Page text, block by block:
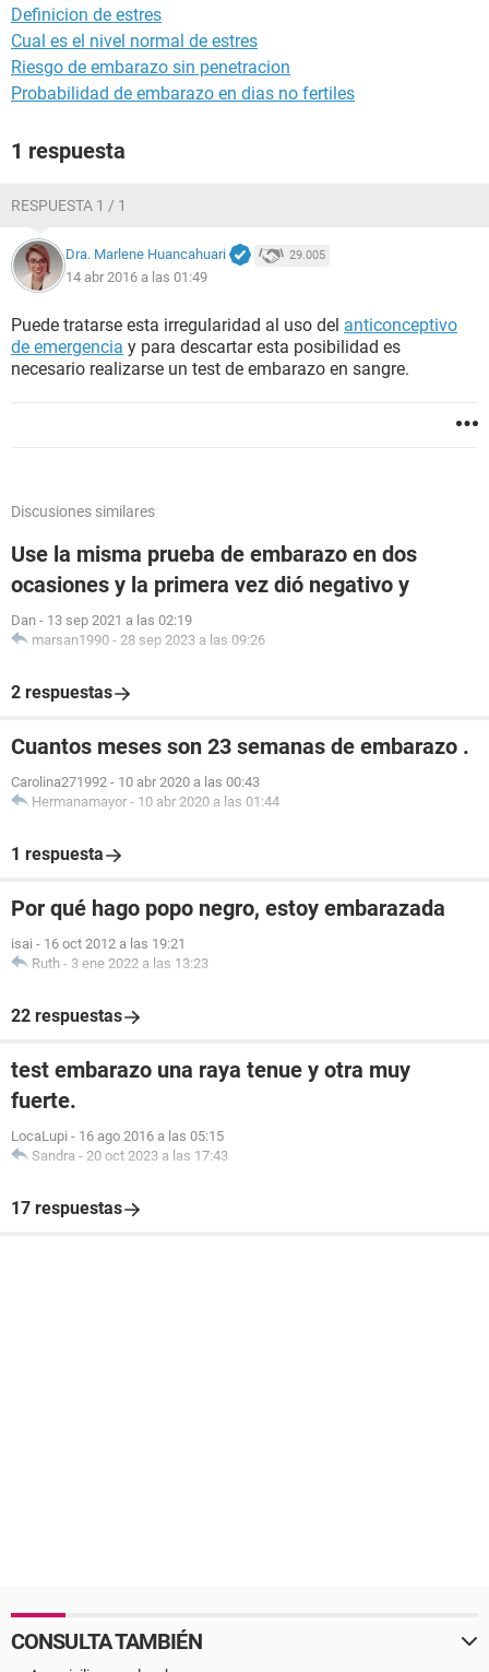
Definicion de estres
Cual es el nivel normal de estres
Riesgo de embarazo sin penetracion
Probabilidad de embarazo en dias no fertiles
1 respuesta
RESPUESTA 1 / 1
Dra. Marlene Huancahuari 29.005
14 abr 2016 a las 01:49
Puede tratarse esta irregularidad al uso del anticonceptivo
de emergencia y para descartar esta posibilidad es
necesario realizarse un test de embarazo en sangre.
Discusiones similares
Use la misma prueba de embarazo en dos
ocasiones y la primera vez dió negativo y
Dan - 13 sep 2021 a las 02:19
marsan1990 - 28 sep 2023 a las 09:26
2 respuestas
Cuantos meses son 23 semanas de embarazo .
Carolina271992 - 10 abr 2020 a las 00:43
Hermanamayor - 10 abr 2020 a las 01:44
1 respuesta
Por qué hago popo negro, estoy embarazada
isai - 16 oct 2012 a las 19:21
Ruth - 3 ene 2022 a las 13:23
22 respuestas
test embarazo una raya tenue y otra muy
fuerte.
LocaLupi - 16 ago 2016 a las 05:15
Sandra - 20 oct 2023 a las 17:43
17 respuestas
CONSULTA TAMBIÉN